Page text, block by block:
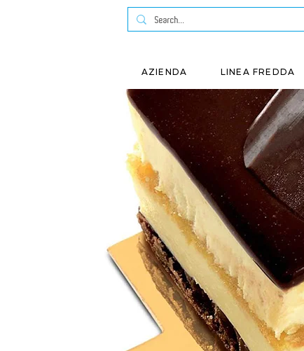
AZIENDA LINEA FREDDA